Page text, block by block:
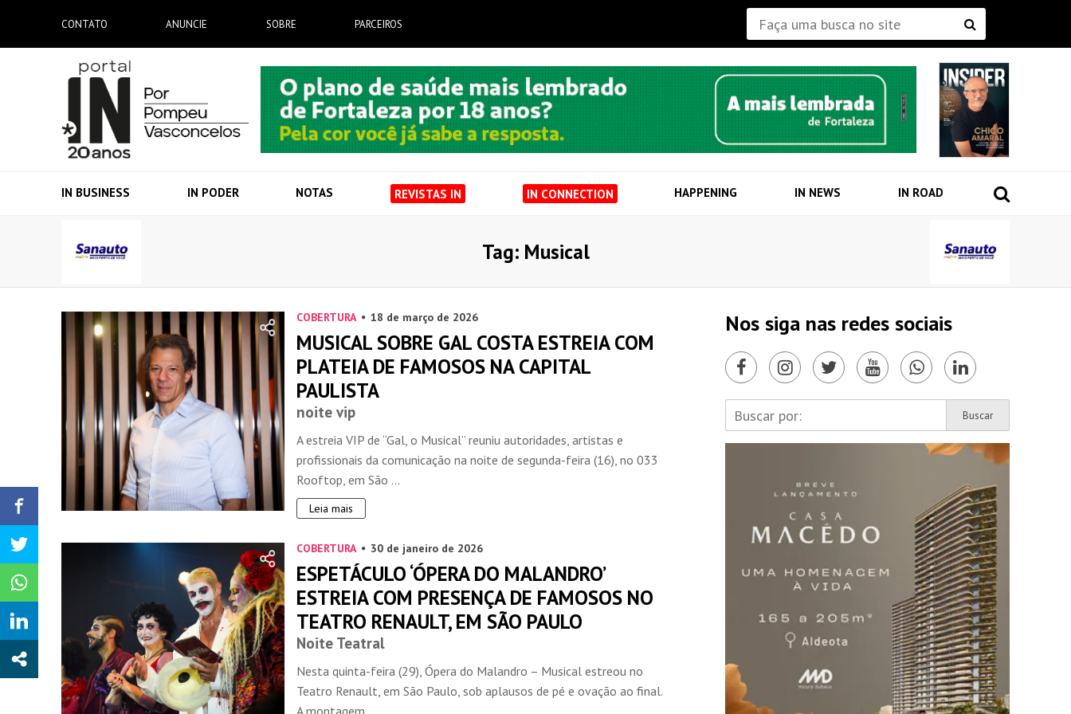
CONTATO ANUNCIE SOBRE PARCEIROS
IN BUSINESS IN PODER NOTAS REVISTAS IN IN CONNECTION HAPPENING IN NEWS IN ROAD
Tag: Musical
COBERTURA 18 de março de 2026
MUSICAL SOBRE GAL COSTA ESTREIA COM
PLATEIA DE FAMOSOS NA CAPITAL
PAULISTA
noite vip
A estreia VIP de “Gal, o Musical” reuniu autoridades, artistas e
profissionais da comunicação na noite de segunda-feira (16), no 033
Rooftop, em São ...
Leia mais
COBERTURA 30 de janeiro de 2026
ESPETÁCULO ‘ÓPERA DO MALANDRO’
ESTREIA COM PRESENÇA DE FAMOSOS NO
TEATRO RENAULT, EM SÃO PAULO
Noite Teatral
Nesta quinta-feira (29), Ópera do Malandro – Musical estreou no
Teatro Renault, em São Paulo, sob aplausos de pé e ovação ao final.
Nos siga nas redes sociais